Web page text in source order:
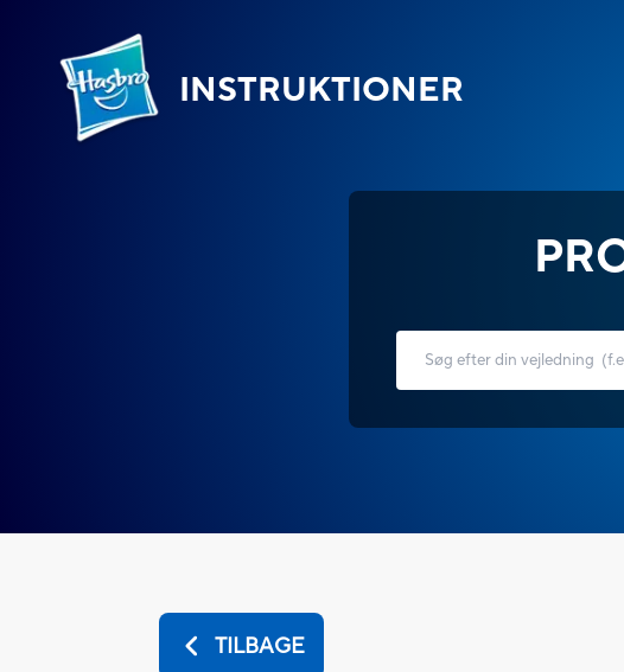
INSTRUKTIONER
TILBAGE